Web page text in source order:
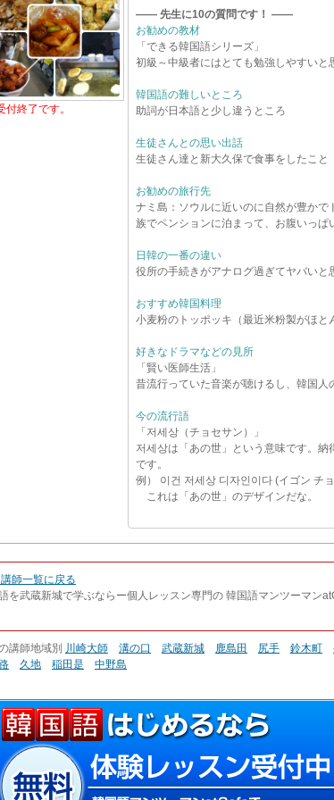
終了です。
―― 先生に10の質問です！ ――
お勧めの教材
「できる韓国語シリーズ」
初級～中級者にはとても勉強しやすいと
韓国語の難しいところ
助詞が日本語と少し違うところ
生徒さんとの思い出話
生徒さん達と新大久保で食事をしたこと
お勧めの旅行先
ナミ島：ソウルに近いのに自然が豊か
族でペンションに泊まって、お腹いっぱ
日韓の一番の違い
役所の手続きがアナログ過ぎてヤバいと
おすすめ韓国料理
小麦粉のトッポッキ（最近米粉製がほと
好きなドラマなどの見所
「賢い医師生活」
昔流行っていた音楽が聴けるし、韓国人
今の流行語
「저세상（チョセサン）」
저세상は「あの世」という意味です。
です。
例） 이건 저세상 디자인이다 (イゴン チ
これは「あの世」のデザインだな。
師一覧に戻る
を武蔵新城で学ぶならー個人レッスン専門の 韓国語マンツーマン
講師地域別 川崎大師 溝の口 武蔵新城 鹿島田 尻手 鈴木町
久地 稲田是 中野島